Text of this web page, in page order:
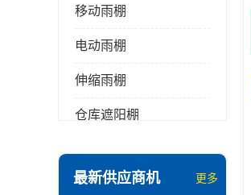
移动雨棚
电动雨棚
伸缩雨棚
仓库遮阳棚
电动推拉雨棚
最新供应商机 更多